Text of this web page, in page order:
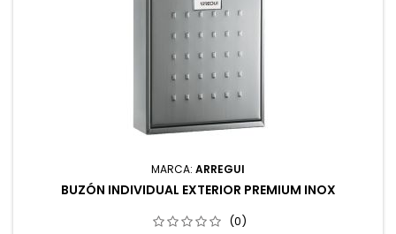
MARCA: ARREGUI
BUZÓN INDIVIDUAL EXTERIOR PREMIUM INOX
(0)